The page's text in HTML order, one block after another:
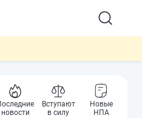
новости
Вступают
в силу
Новые
НПА